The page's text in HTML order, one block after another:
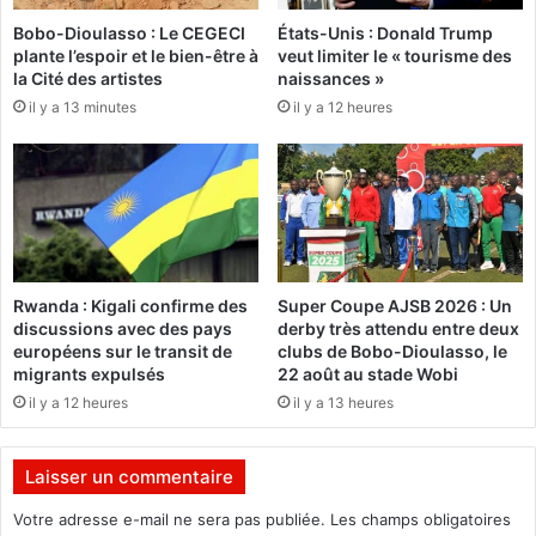
2
4
-
2
0
:
A
S
D
o
u
a
n
e
r
g
:
7
3
0
j
u
n
s
o
r
t
e
t
g
e
Bobo-Dioulasso : Le CEGECI
plante l’espoir et le bien-être à
la Cité des artistes
il y a 13 minutes
États-Unis : Donald Trump
veut limiter le « tourisme des
naissances »
il y a 12 heures
Rwanda : Kigali confirme des
discussions avec des pays
européens sur le transit de
migrants expulsés
il y a 12 heures
Super Coupe AJSB 2026 : Un
derby très attendu entre deux
clubs de Bobo-Dioulasso, le
22 août au stade Wobi
il y a 13 heures
Laisser un commentaire
Votre adresse e-mail ne sera pas publiée. Les champs obligatoires